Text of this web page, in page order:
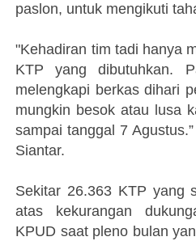
paslon, untuk mengikuti
"Kehadiran tim tadi hanya
KTP yang dibutuhkan.
melengkapi berkas dihari
mungkin besok atau lusa
sampai tanggal 7
Siantar.
Sekitar 26.363 KTP yang
atas kekurangan
KPUD saat pleno bulan